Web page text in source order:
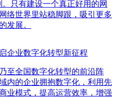
只有建设一个真正好用的网
络世界里站稳脚跟，吸引更多
发展。
企业数字化转型新征程
至全国数字化转型的前沿阵
内的企业拥抱数字化，利用先
业模式，提高运营效率，增强